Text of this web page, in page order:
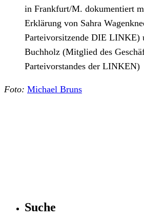
in Frankfurt/M. dokumentiert
Erklärung von Sahra
Parteivorsitzende DIE LINKE)
Buchholz (Mitglied des
Parteivorstandes der LINKEN)
Foto: Michael Bruns
Suche